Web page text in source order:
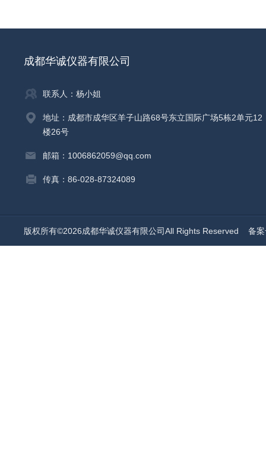
成都华诚仪器有限公司
联系人：杨小姐
地址：成都市成华区羊子山路68号东立国际广场5栋2单元12
楼26号
邮箱：1006862059@qq.com
传真：86-028-87324089
版权所有©2026成都华诚仪器有限公司All Rights Reserved 备